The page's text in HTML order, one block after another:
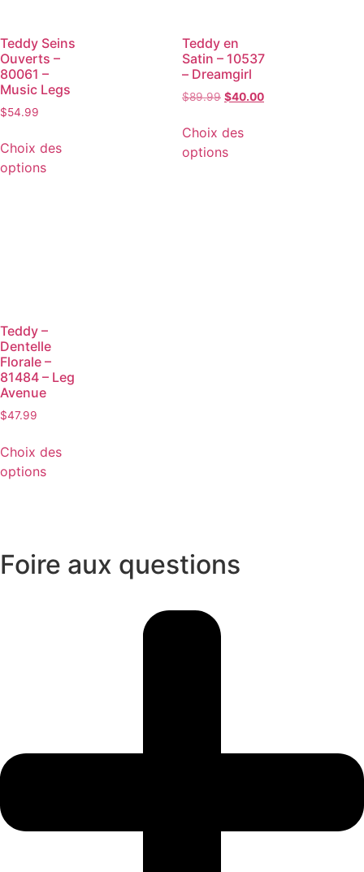
Teddy Seins
Ouverts –
80061 –
Music Legs
$54.99
Choix des
options
Teddy en
Satin – 10537
– Dreamgirl
$89.99 $40.00
Choix des
options
Teddy –
Dentelle
Florale –
81484 – Leg
Avenue
$47.99
Choix des
options
Foire aux questions